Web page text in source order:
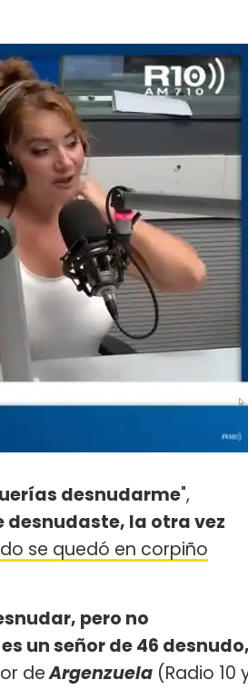
desnudarme",
desnudaste, la otra vez
se quedó en corpiño
pero no
un señor de 46
deArgenzuela (Radio 10